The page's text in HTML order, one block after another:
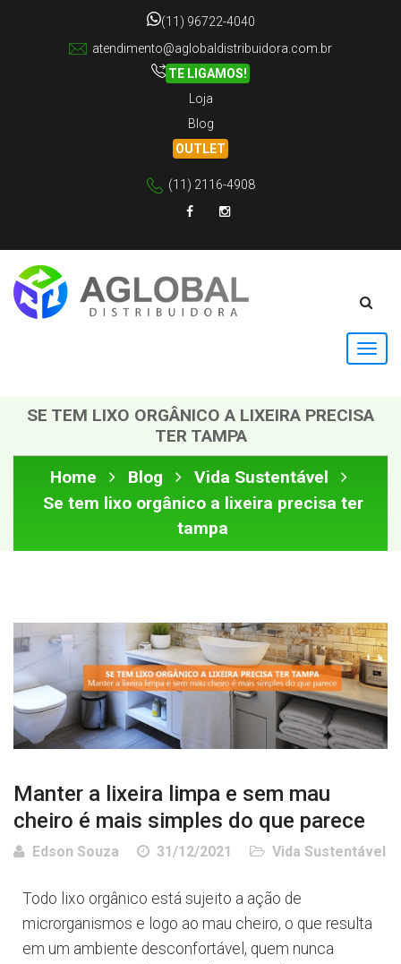
(11) 96722-4040
atendimento@aglobaldistribuidora.com.br
TE LIGAMOS!
Loja
Blog
OUTLET
(11) 2116-4908
SE TEM LIXO ORGÂNICO A LIXEIRA PRECISA
TER TAMPA
Home
Blog
Vida Sustentável
Se tem lixo orgânico a lixeira precisa ter
tampa
Manter a lixeira limpa e sem mau
cheiro é mais simples do que parece
Edson Souza 31/12/2021 Vida Sustentável
Todo lixo orgânico está sujeito a ação de
microrganismos e logo ao mau cheiro, o que resulta
em um ambiente desconfortável, quem nunca